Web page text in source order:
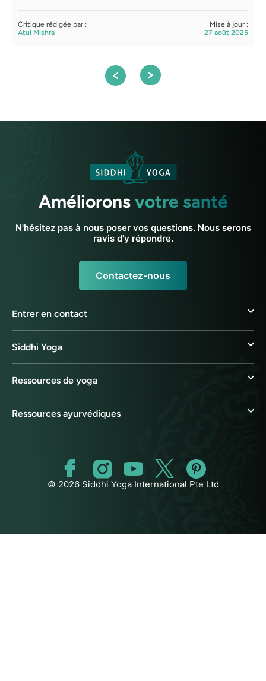
Critique rédigée par :
Atul Mishra
Mise à jour :
27 août 2025
Amélioronsvotre santé
N'hésitez pas à nous poser vos questions. Nous serons
ravis d'y répondre.
Contactez-nous
Entrer en contact
Siddhi Yoga
Ressources de yoga
Ressources ayurvédiques
© 2026 Siddhi Yoga International Pte Ltd